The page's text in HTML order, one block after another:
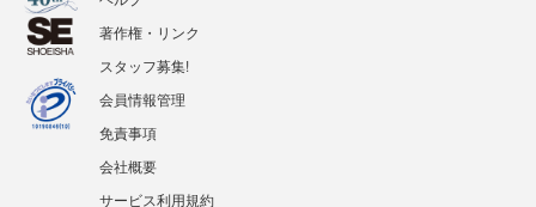
ヘルプ
著作権・リンク
スタッフ募集!
会員情報管理
免責事項
会社概要